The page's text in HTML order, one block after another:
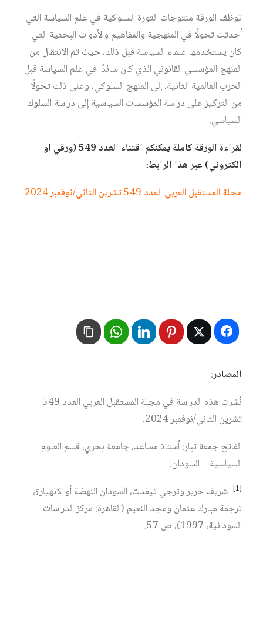
توظف الورقة منتوجات الثورة السلوكية في علم السياسة التي
أحدثت تحولًا في المنهجية والمفاهيم والأدوات البحثية التي
كان يستخدمها علماء السياسة قبل ذلك، حيث تم الانتقال من
المنهج المؤسسي القانوني الذي كان سائدًا في علم السياسة قبل
الحرب العالمية الثانية، إلى المنهج السلوكي، وعنى ذلك تحولًا
من التركيز على دراسة المؤسسات السياسية إلى دراسة السلوك
السياسي.
لقراءة الورقة كاملة يمكنكم اقتناء العدد 549 (ورقي او
الكتروني) عبر هذا الرابط:
مجلة المستقبل العربي العدد 549 تشرين الثاني/نوفمبر 2024
المصادر:
نُشرت هذه الدراسة في مجلة المستقبل العربي العدد 549
تشرين الثاني/نوفمبر 2024.
الفاتح جمعة تبار: أستاذ مساعد، جامعة بحري، قسم العلوم
السياسية – السودان.
[1]
شريف حرير وترجي تيفدت، السودان النهضة أو الانهيار؟،
ترجمة مبارك عثمان ومجد النعيم (القاهرة: مركز الدراسات
السودانية، 1997)، ص 57.